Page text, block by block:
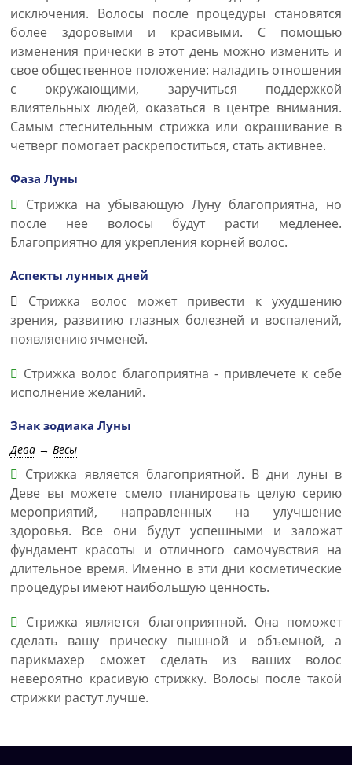
исключения. Волосы после процедуры становятся
более здоровыми и красивыми. С помощью
изменения прически в этот день можно изменить и
свое общественное положение: наладить отношения
с окружающими, заручиться поддержкой
влиятельных людей, оказаться в центре внимания.
Самым стеснительным стрижка или окрашивание в
четверг помогает раскрепоститься, стать активнее.
Фаза Луны
Стрижка на убывающую Луну благоприятна, но
после нее волосы будут расти медленее.
Благоприятно для укрепления корней волос.
Аспекты лунных дней
Стрижка волос может привести к ухудшению
зрения, развитию глазных болезней и воспалений,
появляению ячменей.
Стрижка волос благоприятна - привлечете к себе
исполнение желаний.
Знак зодиака Луны
Дева → Весы
Стрижка является благоприятной. В дни луны в
Деве вы можете смело планировать целую серию
мероприятий, направленных на улучшение
здоровья. Все они будут успешными и заложат
фундамент красоты и отличного самочувствия на
длительное время. Именно в эти дни косметические
процедуры имеют наибольшую ценность.
Стрижка является благоприятной. Она поможет
сделать вашу прическу пышной и объемной, а
парикмахер сможет сделать из ваших волос
невероятно красивую стрижку. Волосы после такой
стрижки растут лучше.